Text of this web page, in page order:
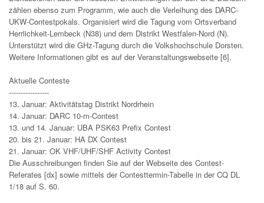
zählen ebenso zum Programm, wie auch die Verleihung des DARC-
UKW-Contestpokals. Organisiert wird die Tagung vom Ortsverband
Herrlichkeit-Lembeck (N38) und dem Distrikt Westfalen-Nord (N).
Unterstützt wird die GHz-Tagung durch die Volkshochschule Dorsten.
Weitere Informationen gibt es auf der Veranstaltungswebseite [6].
Aktuelle Conteste
-----------------
13. Januar: Aktivitätstag Distrikt Nordrhein
14. Januar: DARC 10-m-Contest
13. und 14. Januar: UBA PSK63 Prefix Contest
20. bis 21. Januar: HA DX Contest
21. Januar: OK VHF/UHF/SHF Activity Contest
Die Ausschreibungen finden Sie auf der Webseite des Contest-
Referates [dx] sowie mittels der Contesttermin-Tabelle in der CQ DL
1/18 auf S. 60.